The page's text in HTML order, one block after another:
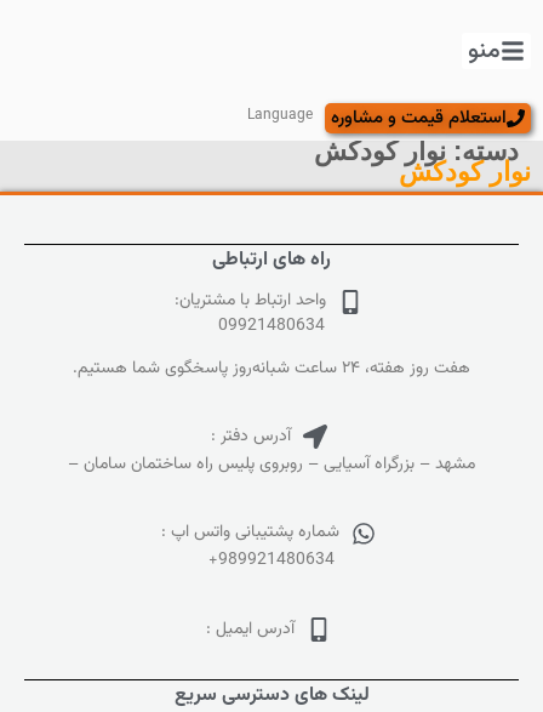
منو
استعلام قیمت و مشاوره Language
دسته:نوار کودکش
نوار کودکش
راه های ارتباطی
واحد ارتباط با مشتریان:
09921480634
هفت روز هفته، ۲۴ ساعت شبانه‌روز پاسخگوی شما هستیم.
آدرس دفتر :
مشهد – بزرگراه آسیایی – روبروی پلیس راه ساختمان سامان –
شماره پشتیبانی واتس اپ :
+989921480634
آدرس ایمیل :
لینک های دسترسی سریع